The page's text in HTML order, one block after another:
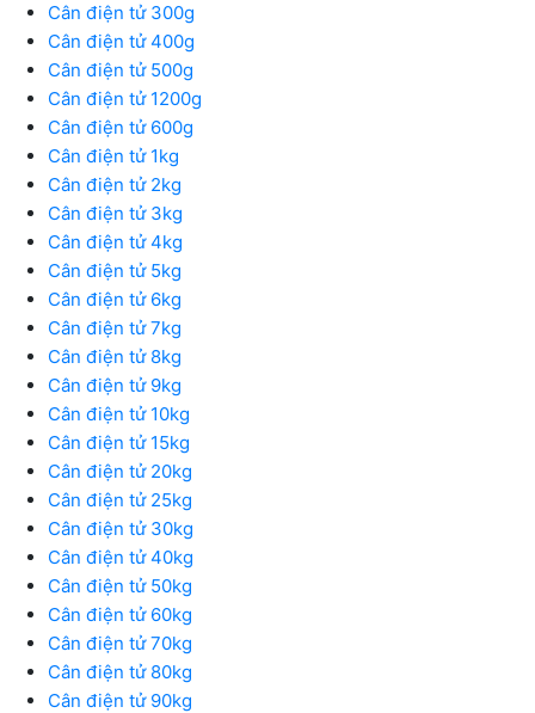
Cân điện tử 300g
Cân điện tử 400g
Cân điện tử 500g
Cân điện tử 1200g
Cân điện tử 600g
Cân điện tử 1kg
Cân điện tử 2kg
Cân điện tử 3kg
Cân điện tử 4kg
Cân điện tử 5kg
Cân điện tử 6kg
Cân điện tử 7kg
Cân điện tử 8kg
Cân điện tử 9kg
Cân điện tử 10kg
Cân điện tử 15kg
Cân điện tử 20kg
Cân điện tử 25kg
Cân điện tử 30kg
Cân điện tử 40kg
Cân điện tử 50kg
Cân điện tử 60kg
Cân điện tử 70kg
Cân điện tử 80kg
Cân điện tử 90kg